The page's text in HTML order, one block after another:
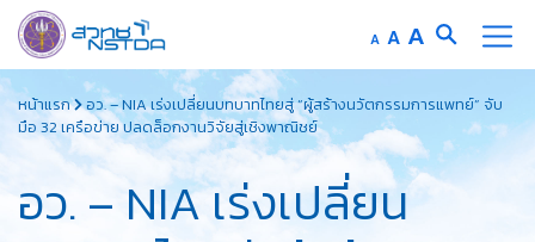
to
content
A Decrease
font
size.
AReset
font
size.
A Increase
font
size.
หน้าแรก
อว. – NIA เร่งเปลี่ยนบทบาทไทยสู่ “ผู้สร้างนวัตกรรมการแพทย์” จับ
มือ 32 เครือข่าย ปลดล็อกงานวิจัยสู่เชิงพาณิชย์
อว. – NIA เร่งเปลี่ยน